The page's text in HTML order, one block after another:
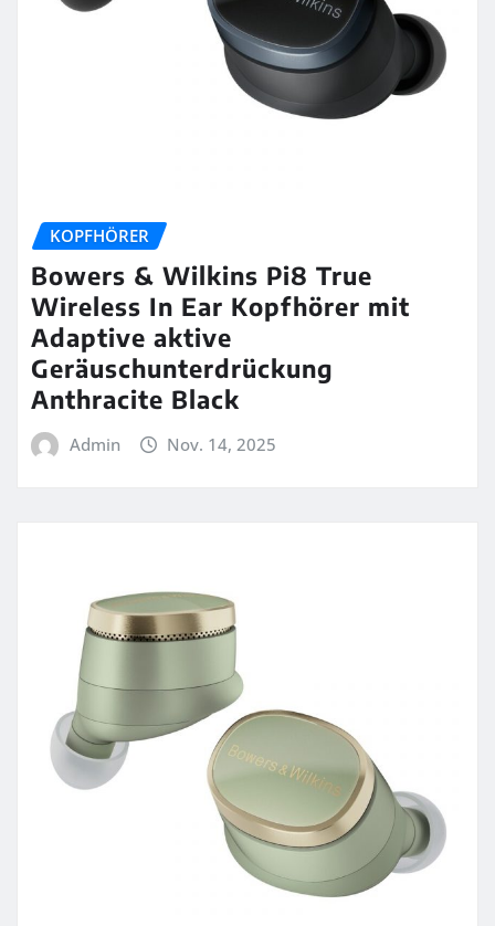
KOPFHÖRER
Bowers & Wilkins Pi8 True
Wireless In Ear Kopfhörer mit
Adaptive aktive
Geräuschunterdrückung
Anthracite Black
Admin Nov. 14, 2025